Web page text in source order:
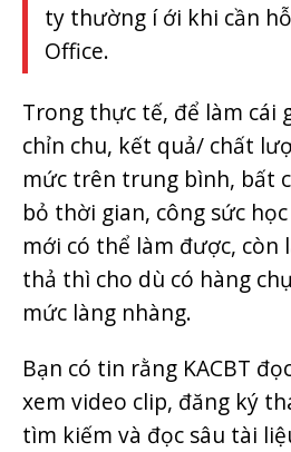
ty thường í ới khi cần
Office.
Trong thực tế, để làm cái
chỉn chu, kết quả/ chất
mức trên trung bình, bất
bỏ thời gian, công sức
mới có thể làm được, còn
thả thì cho dù có hàng
mức làng nhàng.
Bạn có tin rằng KACBT
xem video clip, đăng ký
tìm kiếm và đọc sâu tài